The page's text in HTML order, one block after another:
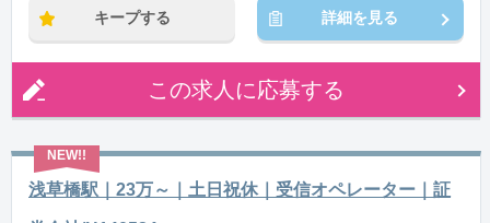
キープする 詳細を見る
この求人に応募する
浅草橋駅｜23万～｜土日祝休｜受信オペレーター｜証